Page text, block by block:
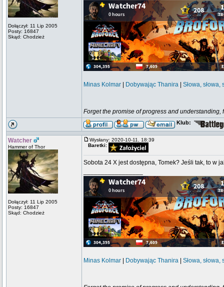
Dołączył: 11 Lip 2005
Posty: 16847
Skąd: Chodzież
Minas Kolmar Dobywając Thanira Słowa, słowa,
Forget the promise of progress and
Klub:
Watcher
Hammer of Thor
Dołączył: 11 Lip 2005
Posty: 16847
Skąd: Chodzież
Wysłany: 2020-10-11, 18:39
Baretki:
Sobota 24 X jest dostępna, Tomek? Jeśli tak, to w
Minas Kolmar Dobywając Thanira Słowa, słowa,